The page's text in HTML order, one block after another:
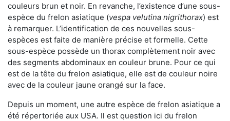
couleurs brun et noir. En revanche, l’existence d’une sous-
espèce du frelon asiatique (vespa velutina nigrithorax) est
à remarquer. L’identification de ces nouvelles sous-
espèces est faite de manière précise et formelle. Cette
sous-espèce possède un thorax complètement noir avec
des segments abdominaux en couleur brune. Pour ce qui
est de la tête du frelon asiatique, elle est de couleur noire
avec de la couleur jaune orangé sur la face.
Depuis un moment, une autre espèce de frelon asiatique a
été répertoriée aux USA. Il est question ici du frelon